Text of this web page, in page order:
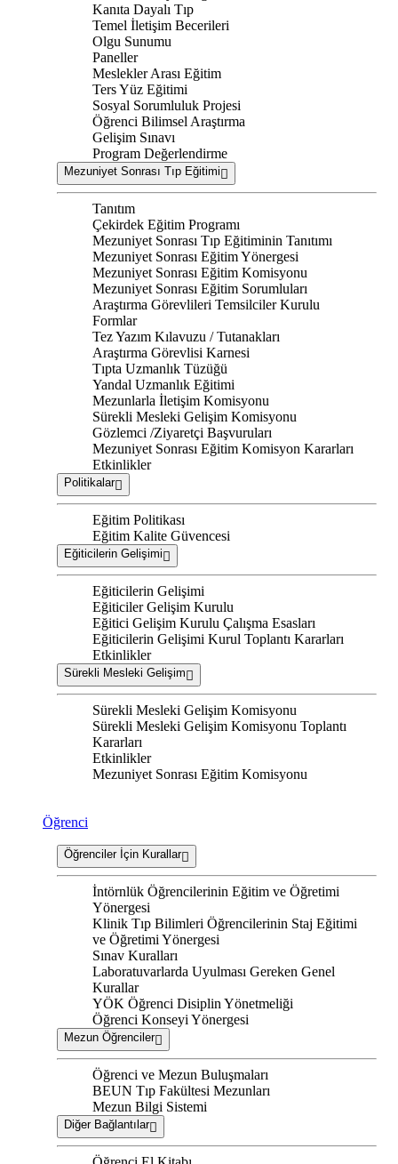
Kanıta Dayalı Tıp
Temel İletişim Becerileri
Olgu Sunumu
Paneller
Meslekler Arası Eğitim
Ters Yüz Eğitimi
Sosyal Sorumluluk Projesi
Öğrenci Bilimsel Araştırma
Gelişim Sınavı
Program Değerlendirme
Mezuniyet Sonrası Tıp Eğitimi
Tanıtım
Çekirdek Eğitim Programı
Mezuniyet Sonrası Tıp Eğitiminin Tanıtımı
Mezuniyet Sonrası Eğitim Yönergesi
Mezuniyet Sonrası Eğitim Komisyonu
Mezuniyet Sonrası Eğitim Sorumluları
Araştırma Görevlileri Temsilciler Kurulu
Formlar
Tez Yazım Kılavuzu / Tutanakları
Araştırma Görevlisi Karnesi
Tıpta Uzmanlık Tüzüğü
Yandal Uzmanlık Eğitimi
Mezunlarla İletişim Komisyonu
Sürekli Mesleki Gelişim Komisyonu
Gözlemci /Ziyaretçi Başvuruları
Mezuniyet Sonrası Eğitim Komisyon Kararları
Etkinlikler
Politikalar
Eğitim Politikası
Eğitim Kalite Güvencesi
Eğiticilerin Gelişimi
Eğiticilerin Gelişimi
Eğiticiler Gelişim Kurulu
Eğitici Gelişim Kurulu Çalışma Esasları
Eğiticilerin Gelişimi Kurul Toplantı Kararları
Etkinlikler
Sürekli Mesleki Gelişim
Sürekli Mesleki Gelişim Komisyonu
Sürekli Mesleki Gelişim Komisyonu Toplantı
Kararları
Etkinlikler
Mezuniyet Sonrası Eğitim Komisyonu
Öğrenci
Öğrenciler İçin Kurallar
İntörnlük Öğrencilerinin Eğitim ve Öğretimi
Yönergesi
Klinik Tıp Bilimleri Öğrencilerinin Staj Eğitimi
ve Öğretimi Yönergesi
Sınav Kuralları
Laboratuvarlarda Uyulması Gereken Genel
Kurallar
YÖK Öğrenci Disiplin Yönetmeliği
Öğrenci Konseyi Yönergesi
Mezun Öğrenciler
Öğrenci ve Mezun Buluşmaları
BEUN Tıp Fakültesi Mezunları
Mezun Bilgi Sistemi
Diğer Bağlantılar